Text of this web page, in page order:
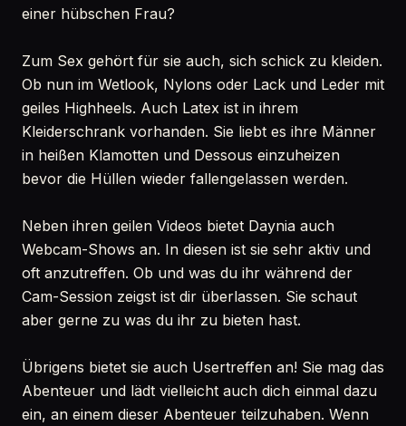
einer hübschen Frau?
Zum Sex gehört für sie auch, sich schick zu kleiden.
Ob nun im Wetlook, Nylons oder Lack und Leder mit
geiles Highheels. Auch Latex ist in ihrem
Kleiderschrank vorhanden. Sie liebt es ihre Männer
in heißen Klamotten und Dessous einzuheizen
bevor die Hüllen wieder fallengelassen werden.
Neben ihren geilen Videos bietet Daynia auch
Webcam-Shows an. In diesen ist sie sehr aktiv und
oft anzutreffen. Ob und was du ihr während der
Cam-Session zeigst ist dir überlassen. Sie schaut
aber gerne zu was du ihr zu bieten hast.
Übrigens bietet sie auch Usertreffen an! Sie mag das
Abenteuer und lädt vielleicht auch dich einmal dazu
ein, an einem dieser Abenteuer teilzuhaben. Wenn